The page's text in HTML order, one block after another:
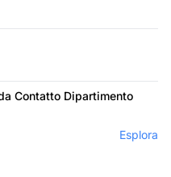
Contatto Dipartimento
Esplora